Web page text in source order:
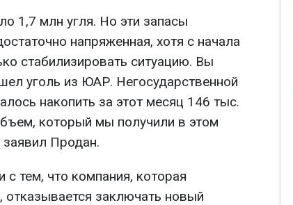
1,7 млн угля. Но эти запасы
напряженная, хотя с начала
стабилизировать ситуацию. Вы
уголь из ЮАР. Негосударственной
накопить за этот месяц 146 тыс.
который мы получили в этом
заявил Продан.
с тем, что компания, которая
заключать новый